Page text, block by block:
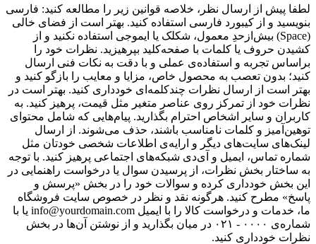
لطفا پیش از ارسال نظر، خلاصه قوانین زیر را مطالعه کنید: فارسی
بنویسید و از کیبورد فارسی استفاده کنید. بهتر است از فضای خالی
(Space) بیش‌از‌حدِ معمول، شکلک یا ایموجی استفاده نکنید و از
کشیدن حروف یا کلمات با صفحه‌کلید بپرهیزید. نظرات خود را
براساس تجربه و استفاده‌ی عملی و با دقت به نکات فنی ارسال
کنید؛ بدون تعصب به محصول خاص، مزایا و معایب را بازگو کنید و
بهتر است از ارسال نظرات چندکلمه‌‌ای خودداری کنید. بهتر است در
نظرات خود از تمرکز روی عناصر متغیر مثل قیمت، پرهیز کنید. به
کاربران و سایر اشخاص احترام بگذارید. پیام‌هایی که شامل محتوای
توهین‌آمیز و کلمات نامناسب باشند، حذف می‌شوند. از ارسال
لینک‌های سایت‌های دیگر و ارایه‌ی اطلاعات شخصی خودتان مثل
شماره تماس، ایمیل و آی‌دی شبکه‌های اجتماعی پرهیز کنید. با توجه
به ساختار بخش نظرات، از پرسیدن سوال یا درخواست راهنمایی در
این بخش خودداری کرده و سوالات خود را در بخش «پرسش و
پاسخ» مطرح کنید. هرگونه نقد و نظر در خصوص سایت فروشگاه
ما، خدمات و درخواست کالا را با ایمیل info@yourdomain.com یا با
شماره‌ی ۰۰۰۰ - ۰۲۱ در میان بگذارید و از نوشتن آن‌ها در بخش
نظرات خودداری کنید.